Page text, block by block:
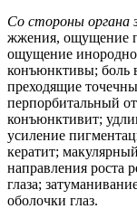
Со стороны органа
жжения, ощущение
ощущение
конъюнктивы; боль
преходящие
перпорбитальный
конъюнктивит;
усиление
кератит;
направления роста
глаза;
оболочки глаз.